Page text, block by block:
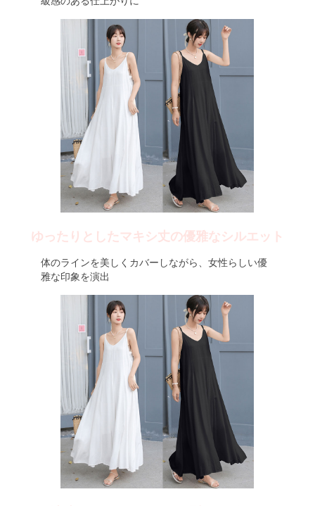
ゆったりとしたマキシ丈の優雅なシルエット
体のラインを美しくカバーしながら、女性らしい優
雅な印象を演出